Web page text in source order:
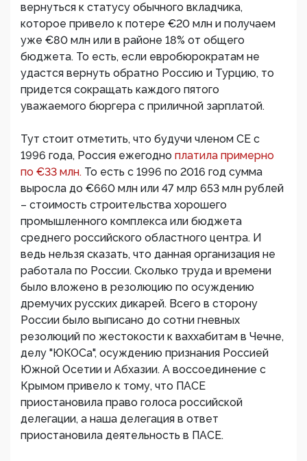
вернуться к статусу обычного вкладчика,
которое привело к потере €20 млн и получаем
уже €80 млн или в районе 18% от общего
бюджета. То есть, если евробюрократам не
удастся вернуть обратно Россию и Турцию, то
придется сокращать каждого пятого
уважаемого бюргера с приличной зарплатой.
Тут стоит отметить, что будучи членом СЕ с
1996 года, Россия ежегодно платила примерно
по €33 млн. То есть с 1996 по 2016 год сумма
выросла до €660 млн или 47 млр 653 млн рублей
– стоимость строительства хорошего
промышленного комплекса или бюджета
среднего российского областного центра. И
ведь нельзя сказать, что данная организация не
работала по России. Сколько труда и времени
было вложено в резолюцию по осуждению
дремучих русских дикарей. Всего в сторону
России было выписано до сотни гневных
резолюций по жестокости к ваххабитам в Чечне,
делу "ЮКОСа", осуждению признания Россией
Южной Осетии и Абхазии. А воссоединение с
Крымом привело к тому, что ПАСЕ
приостановила право голоса российской
делегации, а наша делегация в ответ
приостановила деятельность в ПАСЕ.